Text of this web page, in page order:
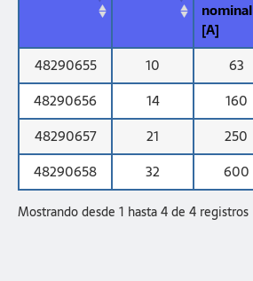
nominal
[A]
48290655
10 63
48290656
14 160
48290657
21 250
48290658
32 600
Mostrando desde 1 hasta 4 de 4 registros